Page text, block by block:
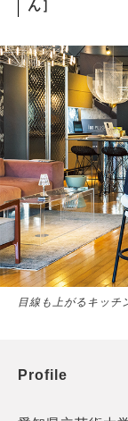
ん］
目線も上がるキッチ
Profile